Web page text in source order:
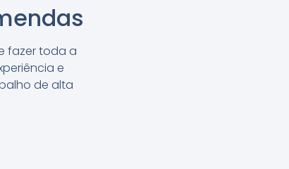
fazer toda a
e
de alta